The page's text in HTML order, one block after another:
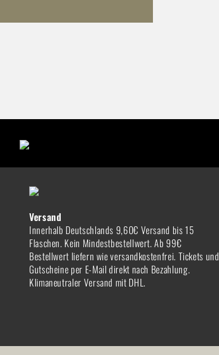
Versand
Innerhalb Deutschlands 9,60€ Versand bis 15
Flaschen. Kein Mindestbestellwert. Ab 99€
Bestellwert liefern wie versandkostenfrei. Tickets und
Gutscheine per E-Mail direkt nach Bezahlung.
Klimaneutraler Versand mit DHL.